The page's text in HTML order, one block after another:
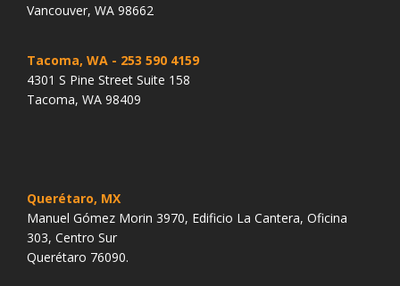
Vancouver, WA 98662
Tacoma, WA - 253 590 4159
4301 S Pine Street Suite 158
Tacoma, WA 98409
Querétaro, MX
Manuel Gómez Morin 3970, Edificio La Cantera, Oficina
303, Centro Sur
Querétaro 76090.